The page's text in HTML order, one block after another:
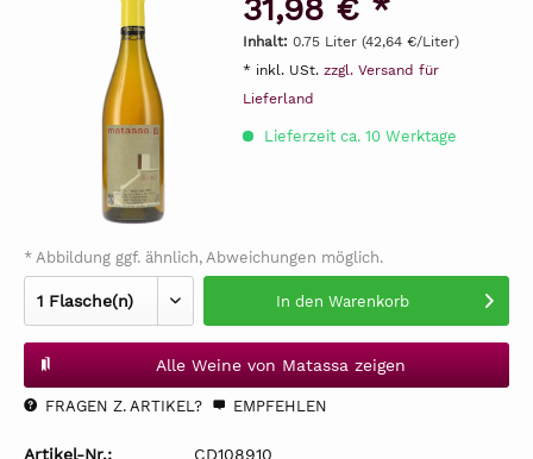
31,98 € *
Inhalt: 0.75 Liter (42,64 €/Liter)
* inkl. USt. zzgl. Versand für
Lieferland
Lieferzeit ca. 10 Werktage
* Abbildung ggf. ähnlich, Abweichungen möglich.
In den Warenkorb
Alle Weine von Matassa zeigen
FRAGEN Z. ARTIKEL? EMPFEHLEN
Artikel-Nr.:
CD108910